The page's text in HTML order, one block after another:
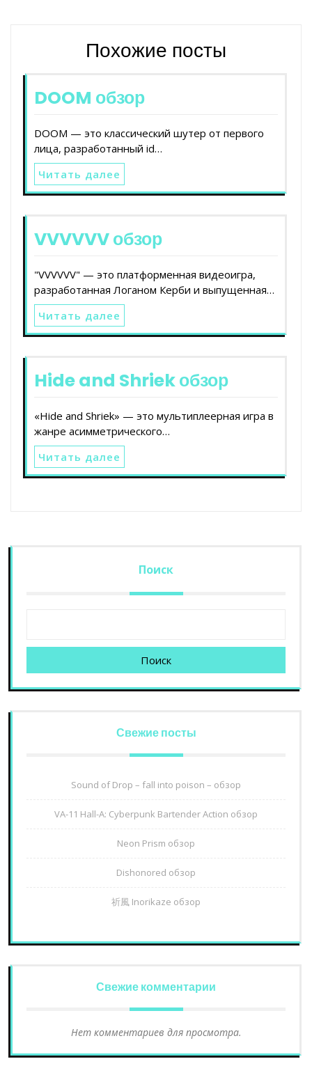
Похожие посты
DOOM обзор
DOOM — это классический шутер от первого
лица, разработанный id…
Читать далее
VVVVVV обзор
"VVVVVV" — это платформенная видеоигра,
разработанная Логаном Керби и выпущенная…
Читать далее
Hide and Shriek обзор
«Hide and Shriek» — это мультиплеерная игра в
жанре асимметрического…
Читать далее
Поиск
Поиск
Свежие посты
Sound of Drop – fall into poison – обзор
VA-11 Hall-A: Cyberpunk Bartender Action обзор
Neon Prism обзор
Dishonored обзор
祈風 Inorikaze обзор
Свежие комментарии
Нет комментариев для просмотра.